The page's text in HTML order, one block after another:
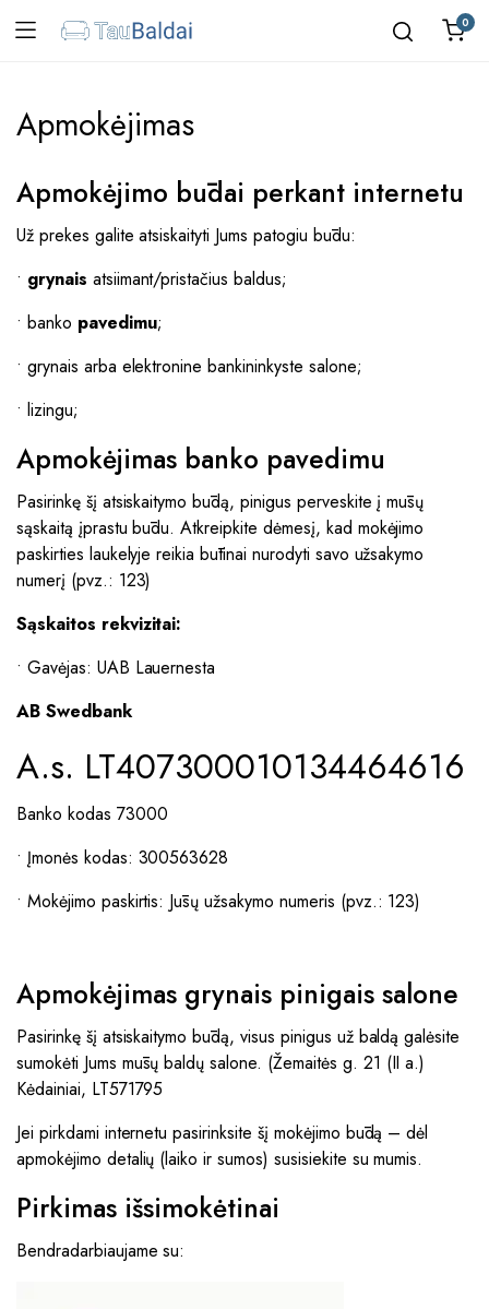
0
Apmokėjimas
Apmokėjimo būdai perkant internetu
Už prekes galite atsiskaityti Jums patogiu būdu:
• grynais atsiimant/pristačius baldus;
• banko pavedimu;
• grynais arba elektronine bankininkyste salone;
• lizingu;
Apmokėjimas banko pavedimu
Pasirinkę šį atsiskaitymo būdą, pinigus perveskite į mūsų
sąskaitą įprastu būdu. Atkreipkite dėmesį, kad mokėjimo
paskirties laukelyje reikia būtinai nurodyti savo užsakymo
numerį (pvz.: 123)
Sąskaitos rekvizitai:
• Gavėjas: UAB Lauernesta
AB Swedbank
A.s. LT407300010134464616
Banko kodas 73000
• Įmonės kodas: 300563628
• Mokėjimo paskirtis: Jūsų užsakymo numeris (pvz.: 123)
Apmokėjimas grynais pinigais salone
Pasirinkę šį atsiskaitymo būdą, visus pinigus už baldą galėsite
sumokėti Jums mūsų baldų salone. (Žemaitės g. 21 (II a.)
Kėdainiai, LT571795
Jei pirkdami internetu pasirinksite šį mokėjimo būdą – dėl
apmokėjimo detalių (laiko ir sumos) susisiekite su mumis.
Pirkimas išsimokėtinai
Bendradarbiaujame su: